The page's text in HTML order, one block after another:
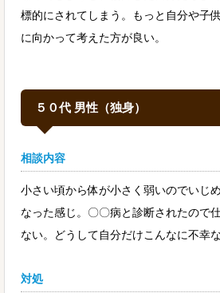
標的にされてしまう。もっと自分や子
に向かって考えた方が良い。
５０代 男性（独身）
相談内容
小さい頃から体が小さく弱いのでいじ
なった感じ。〇〇病と診断されたので
ない。どうして自分だけこんなに不幸
対処